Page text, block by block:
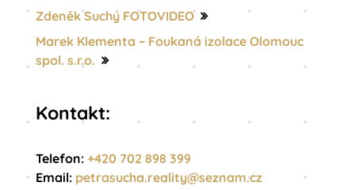
Zdeněk Suchý FOTOVIDEO
Marek Klementa – Foukaná izolace Olomouc
spol. s.r.o.
Kontakt:
Telefon: +420 702 898 399
Email: petrasucha.reality@seznam.cz